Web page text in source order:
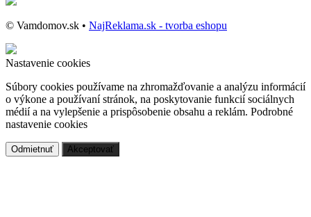
© Vamdomov.sk • NajReklama.sk - tvorba eshopu
Nastavenie cookies
Súbory cookies používame na zhromažďovanie a analýzu informácií
o výkone a používaní stránok, na poskytovanie funkcií sociálnych
médií a na vylepšenie a prispôsobenie obsahu a reklám. Podrobné
nastavenie cookies
Odmietnuť Akceptovať